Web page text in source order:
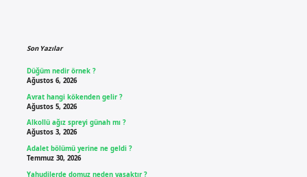
Son Yazılar
Düğüm nedir örnek ?
Ağustos 6, 2026
Avrat hangi kökenden gelir ?
Ağustos 5, 2026
Alkollü ağız spreyi günah mı ?
Ağustos 3, 2026
Adalet bölümü yerine ne geldi ?
Temmuz 30, 2026
Yahudilerde domuz neden yasaktır ?